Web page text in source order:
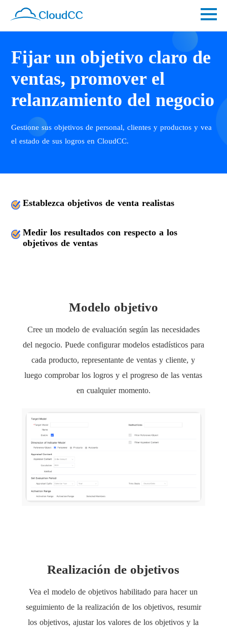
Fijar un objetivo claro de
ventas, promover el
relanzamiento del negocio
Gestione sus objetivos de personal, clientes y productos y vea
el estado de sus logros en CloudCC.
Establezca objetivos de venta realistas
Medir los resultados con respecto a los
objetivos de ventas
Modelo objetivo
Cree un modelo de evaluación según las necesidades
del negocio. Puede configurar modelos estadísticos para
cada producto, representante de ventas y cliente, y
luego comprobar los logros y el progreso de las ventas
en cualquier momento.
Realización de objetivos
Vea el modelo de objetivos habilitado para hacer un
seguimiento de la realización de los objetivos, resumir
los objetivos, ajustar los valores de los objetivos y la